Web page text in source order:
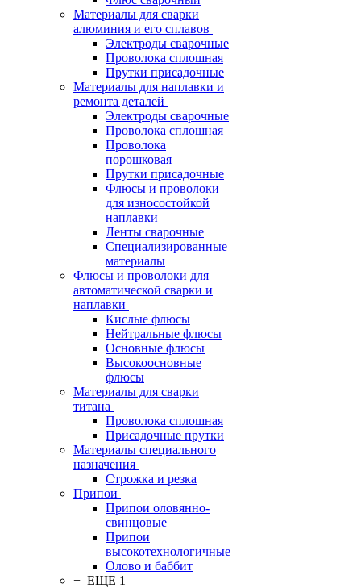
Материалы для сварки
алюминия и его сплавов
Электроды сварочные
Проволока сплошная
Прутки присадочные
Материалы для наплавки и
ремонта деталей
Электроды сварочные
Проволока сплошная
Проволока
порошковая
Прутки присадочные
Флюсы и проволоки
для износостойкой
наплавки
Ленты сварочные
Специализированные
материалы
Флюсы и проволоки для
автоматической сварки и
наплавки
Кислые флюсы
Нейтральные флюсы
Основные флюсы
Высокоосновные
флюсы
Материалы для сварки
титана
Проволока сплошная
Присадочные прутки
Материалы специального
назначения
Строжка и резка
Припои
Припои оловянно-
свинцовые
Припои
высокотехнологичные
Олово и баббит
+ ЕЩЕ 1